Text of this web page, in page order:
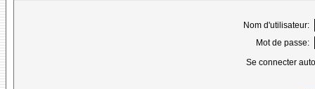
Nom d'utilisateur:
Mot de passe:
Se connecter